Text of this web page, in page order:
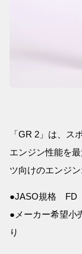
「GR 2」は、ス
エンジン性能を
ツ向けのエンジン
●JASO規格 FD
●メーカー希望小
り